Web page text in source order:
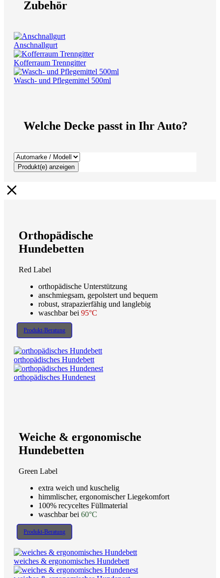
Zubehör
Anschnallgurt
Kofferraum Trenngitter
Wasch- und Pflegemittel 500ml
Welche Decke passt in Ihr Auto?
Produkt(e) anzeigen
Orthopädische
Hundebetten
Red Label
orthopädische Unterstützung
anschmiegsam, gepolstert und bequem
robust, strapazierfähig und langlebig
waschbar bei 95°C
Produkt-Beratung
orthopädisches Hundebett
orthopädisches Hundenest
Weiche & ergonomische
Hundebetten
Green Label
extra weich und kuschelig
himmlischer, ergonomischer Liegekomfort
100% recyceltes Füllmaterial
waschbar bei 60°C
Produkt-Beratung
weiches & ergonomisches Hundebett